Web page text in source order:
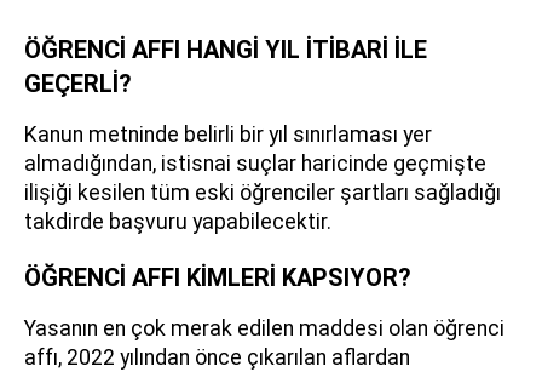
ÖĞRENCİ AFFI HANGİ YIL İTİBARİ İLE
GEÇERLİ?
Kanun metninde belirli bir yıl sınırlaması yer
almadığından, istisnai suçlar haricinde geçmişte
ilişiği kesilen tüm eski öğrenciler şartları sağladığı
takdirde başvuru yapabilecektir.
ÖĞRENCİ AFFI KİMLERİ KAPSIYOR?
Yasanın en çok merak edilen maddesi olan öğrenci
affı, 2022 yılından önce çıkarılan aflardan